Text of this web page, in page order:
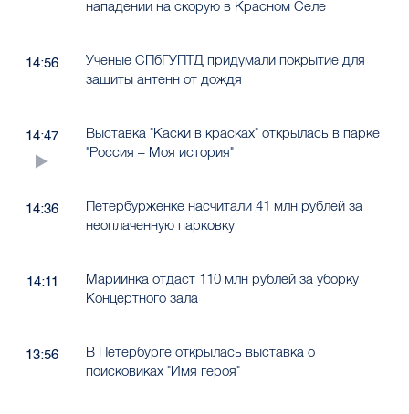
нападении на скорую в Красном Селе
14:56
Ученые СПбГУПТД придумали покрытие для
защиты антенн от дождя
14:47
Выставка "Каски в красках" открылась в парке
"Россия – Моя история"
14:36
Петербурженке насчитали 41 млн рублей за
неоплаченную парковку
14:11
Мариинка отдаст 110 млн рублей за уборку
Концертного зала
13:56
В Петербурге открылась выставка о
поисковиках "Имя героя"